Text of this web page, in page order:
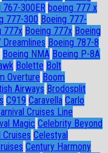
767-300ER boeing 777 x
777-300 Boeing 777-
777x Boeing 777х Boeing
Dreamlines Boeing 787-8
Boeing NMA Boeing P-8A
Bolette Bolt
Overture Boom
Airways Brodosplit
C919 Caravella Carlo
Cruises Line
Magic Celebrity Beyond
Celestyal
Century Harmony